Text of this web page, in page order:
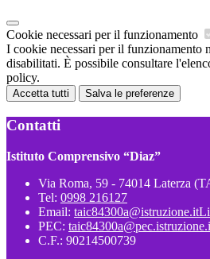
Cookie necessari per il funzionamento
I cookie necessari per il funzionamento
disabilitati. È possibile consultare
policy.
Accetta tutti Salva le preferenze
Contatti
Istituto Comprensivo “Diaz”
Via Roma, 59 - 74014 Laterza
Tel: 0998 216127
Email: taic84300a@istruzione.it
PEC:
C.F.: 90214500739